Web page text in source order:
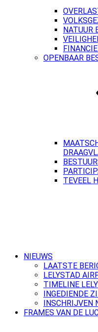
NATUUR
OPENBAAR
TEVEEL
NIEUWS
LAATSTE
LELYSTAD
TIMELINE
INGEDIENDE
INSCHRIJVEN
FRAMES VAN DE